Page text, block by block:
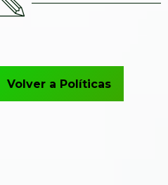
Volver a Políticas